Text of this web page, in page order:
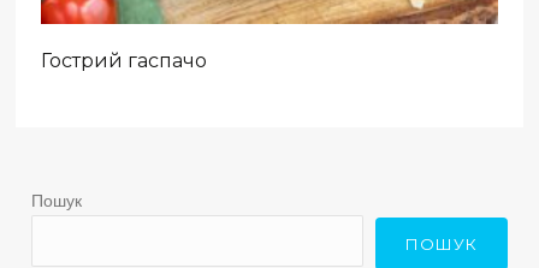
Гострий гаспачо
Пошук
ПОШУК